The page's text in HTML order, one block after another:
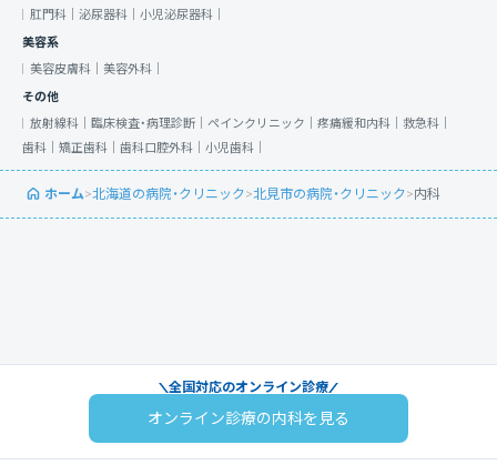
肛門科｜ 泌尿器科｜ 小児泌尿器科｜
美容系
美容皮膚科｜ 美容外科｜
その他
放射線科｜ 臨床検査・病理診断｜ ペインクリニック｜ 疼痛緩和内科｜ 救急科｜
歯科｜ 矯正歯科｜ 歯科口腔外科｜ 小児歯科｜
ホーム>北海道の病院・クリニック>北見市の病院・クリニック>内科
全国対応のオンライン診療
オンライン診療の内科を見る